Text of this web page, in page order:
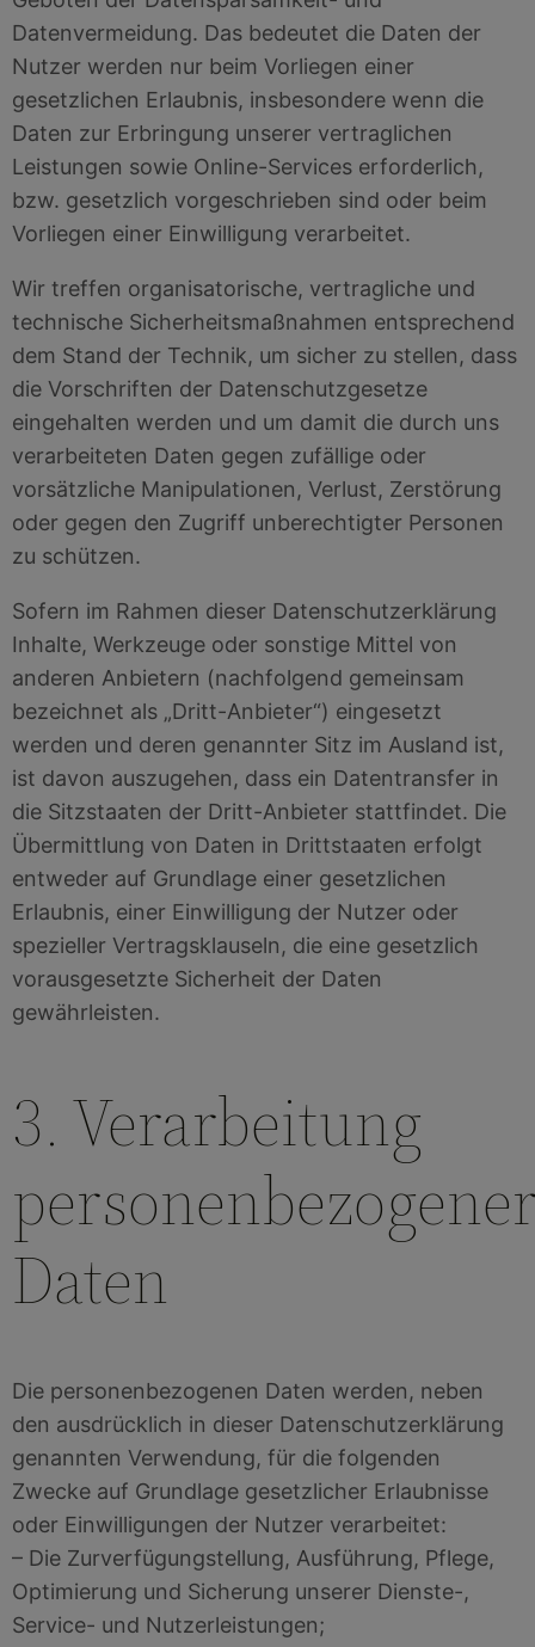
Datenvermeidung. Das bedeutet die Daten der
Nutzer werden nur beim Vorliegen einer
gesetzlichen Erlaubnis, insbesondere wenn die
Daten zur Erbringung unserer vertraglichen
Leistungen sowie Online-Services erforderlich,
bzw. gesetzlich vorgeschrieben sind oder beim
Vorliegen einer Einwilligung verarbeitet.
Wir treffen organisatorische, vertragliche und
technische Sicherheitsmaßnahmen entsprechend
dem Stand der Technik, um sicher zu stellen, dass
die Vorschriften der Datenschutzgesetze
eingehalten werden und um damit die durch uns
verarbeiteten Daten gegen zufällige oder
vorsätzliche Manipulationen, Verlust, Zerstörung
oder gegen den Zugriff unberechtigter Personen
zu schützen.
Sofern im Rahmen dieser Datenschutzerklärung
Inhalte, Werkzeuge oder sonstige Mittel von
anderen Anbietern (nachfolgend gemeinsam
bezeichnet als „Dritt-Anbieter“) eingesetzt
werden und deren genannter Sitz im Ausland ist,
ist davon auszugehen, dass ein Datentransfer in
die Sitzstaaten der Dritt-Anbieter stattfindet. Die
Übermittlung von Daten in Drittstaaten erfolgt
entweder auf Grundlage einer gesetzlichen
Erlaubnis, einer Einwilligung der Nutzer oder
spezieller Vertragsklauseln, die eine gesetzlich
vorausgesetzte Sicherheit der Daten
gewährleisten.
3. Verarbeitung
Daten
Die personenbezogenen Daten werden, neben
den ausdrücklich in dieser Datenschutzerklärung
genannten Verwendung, für die folgenden
Zwecke auf Grundlage gesetzlicher Erlaubnisse
oder Einwilligungen der Nutzer verarbeitet:
– Die Zurverfügungstellung, Ausführung, Pflege,
Optimierung und Sicherung unserer Dienste-,
Service- und Nutzerleistungen;